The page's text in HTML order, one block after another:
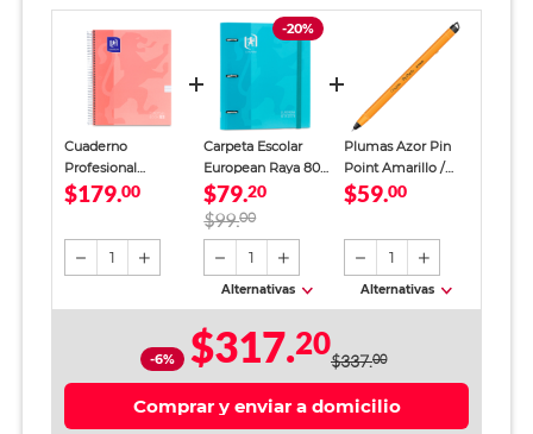
Cuaderno
Profesional
European Book 5
$179.00
1
-20%
Carpeta Escolar
European Raya 80
Hojas
$79.20
$99.00
1
Alternativas
Plumas Azor Pin
Point Amarillo /
Punto fino / Tinta
$59.00
1
Alternativas
-6% $317.20$337.00
Comprar y enviar a domicilio